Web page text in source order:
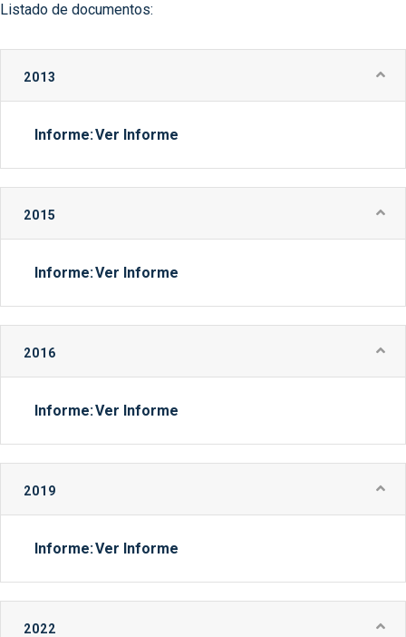
Listado de documentos:
2013
Informe:Ver Informe
2015
Informe:Ver Informe
2016
Informe:Ver Informe
2019
Informe:Ver Informe
2022